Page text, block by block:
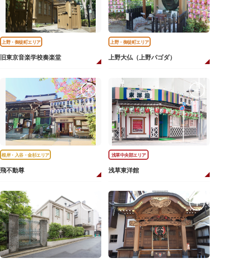
上野・御徒町エリア
旧東京音楽学校奏楽堂
上野・御徒町エリア
上野大仏（上野パゴダ）
根岸・入谷・金杉エリア
飛不動尊
浅草中央部エリア
浅草東洋館